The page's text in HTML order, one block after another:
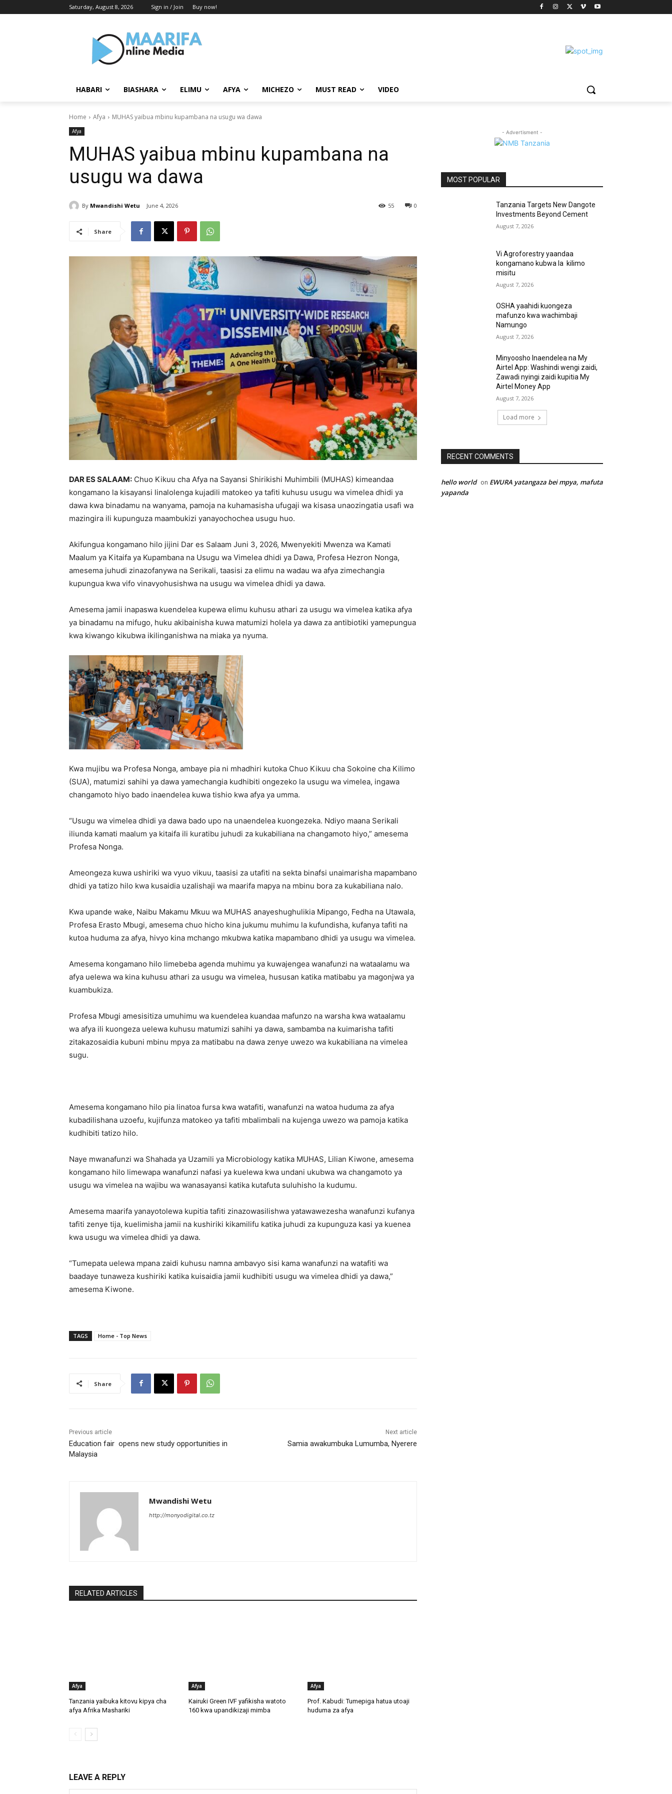
Saturday, August 8, 2026 Sign in / Join Buy now!
HABARI BIASHARA ELIMU AFYA MICHEZO MUST READ VIDEO
Home Afya MUHAS yaibua mbinu kupambana na usugu wa dawa
Afya
MUHAS yaibua mbinu kupambana na
usugu wa dawa
By Mwandishi Wetu June 4, 2026 0
55
Share
DAR ES SALAAM: Chuo Kikuu cha Afya na Sayansi Shirikishi Muhimbili (MUHAS) kimeandaa
kongamano la kisayansi linalolenga kujadili matokeo ya tafiti kuhusu usugu wa vimelea dhidi ya
dawa kwa binadamu na wanyama, pamoja na kuhamasisha ufugaji wa kisasa unaozingatia usafi wa
mazingira ili kupunguza maambukizi yanayochochea usugu huo.
Akifungua kongamano hilo jijini Dar es Salaam Juni 3, 2026, Mwenyekiti Mwenza wa Kamati
Maalum ya Kitaifa ya Kupambana na Usugu wa Vimelea dhidi ya Dawa, Profesa Hezron Nonga,
amesema juhudi zinazofanywa na Serikali, taasisi za elimu na wadau wa afya zimechangia
kupungua kwa vifo vinavyohusishwa na usugu wa vimelea dhidi ya dawa.
Amesema jamii inapaswa kuendelea kupewa elimu kuhusu athari za usugu wa vimelea katika afya
ya binadamu na mifugo, huku akibainisha kuwa matumizi holela ya dawa za antibiotiki yamepungua
kwa kiwango kikubwa ikilinganishwa na miaka ya nyuma.
Kwa mujibu wa Profesa Nonga, ambaye pia ni mhadhiri kutoka Chuo Kikuu cha Sokoine cha Kilimo
(SUA), matumizi sahihi ya dawa yamechangia kudhibiti ongezeko la usugu wa vimelea, ingawa
changamoto hiyo bado inaendelea kuwa tishio kwa afya ya umma.
“Usugu wa vimelea dhidi ya dawa bado upo na unaendelea kuongezeka. Ndiyo maana Serikali
iliunda kamati maalum ya kitaifa ili kuratibu juhudi za kukabiliana na changamoto hiyo,” amesema
Profesa Nonga.
Ameongeza kuwa ushiriki wa vyuo vikuu, taasisi za utafiti na sekta binafsi unaimarisha mapambano
dhidi ya tatizo hilo kwa kusaidia uzalishaji wa maarifa mapya na mbinu bora za kukabiliana nalo.
Kwa upande wake, Naibu Makamu Mkuu wa MUHAS anayeshughulikia Mipango, Fedha na Utawala,
Profesa Erasto Mbugi, amesema chuo hicho kina jukumu muhimu la kufundisha, kufanya tafiti na
kutoa huduma za afya, hivyo kina mchango mkubwa katika mapambano dhidi ya usugu wa vimelea.
Amesema kongamano hilo limebeba agenda muhimu ya kuwajengea wanafunzi na wataalamu wa
afya uelewa wa kina kuhusu athari za usugu wa vimelea, hususan katika matibabu ya magonjwa ya
kuambukiza.
Profesa Mbugi amesisitiza umuhimu wa kuendelea kuandaa mafunzo na warsha kwa wataalamu
wa afya ili kuongeza uelewa kuhusu matumizi sahihi ya dawa, sambamba na kuimarisha tafiti
zitakazosaidia kubuni mbinu mpya za matibabu na dawa zenye uwezo wa kukabiliana na vimelea
sugu.
Amesema kongamano hilo pia linatoa fursa kwa watafiti, wanafunzi na watoa huduma za afya
kubadilishana uzoefu, kujifunza matokeo ya tafiti mbalimbali na kujenga uwezo wa pamoja katika
kudhibiti tatizo hilo.
Naye mwanafunzi wa Shahada ya Uzamili ya Microbiology katika MUHAS, Lilian Kiwone, amesema
kongamano hilo limewapa wanafunzi nafasi ya kuelewa kwa undani ukubwa wa changamoto ya
usugu wa vimelea na wajibu wa wanasayansi katika kutafuta suluhisho la kudumu.
Amesema maarifa yanayotolewa kupitia tafiti zinazowasilishwa yatawawezesha wanafunzi kufanya
tafiti zenye tija, kuelimisha jamii na kushiriki kikamilifu katika juhudi za kupunguza kasi ya kuenea
kwa usugu wa vimelea dhidi ya dawa.
“Tumepata uelewa mpana zaidi kuhusu namna ambavyo sisi kama wanafunzi na watafiti wa
baadaye tunaweza kushiriki katika kuisaidia jamii kudhibiti usugu wa vimelea dhidi ya dawa,”
amesema Kiwone.
TAGS Home - Top News
Share
Previous article
Education fair opens new study opportunities in
Malaysia
Next article
Samia awakumbuka Lumumba, Nyerere
Mwandishi Wetu
http://monyodigital.co.tz
RELATED ARTICLES
Afya
Tanzania yaibuka kitovu kipya cha
afya Afrika Mashariki
Afya
Kairuki Green IVF yafikisha watoto
160 kwa upandikizaji mimba
Afya
Prof. Kabudi: Tumepiga hatua utoaji
huduma za afya
LEAVE A REPLY
- Advertisment -
MOST POPULAR
Tanzania Targets New Dangote
Investments Beyond Cement
August 7, 2026
Vi Agroforestry yaandaa
kongamano kubwa la kilimo
misitu
August 7, 2026
OSHA yaahidi kuongeza
mafunzo kwa wachimbaji
Namungo
August 7, 2026
Minyoosho Inaendelea na My
Airtel App: Washindi wengi zaidi,
Zawadi nyingi zaidi kupitia My
Airtel Money App
August 7, 2026
Load more
RECENT COMMENTS
hello world on EWURA yatangaza bei mpya, mafuta
yapanda